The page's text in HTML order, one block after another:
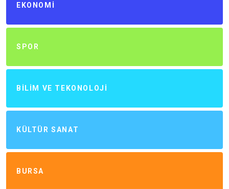
EKONOMI
SPOR
BILIM VE TEKONOLOJI
KÜLTÜR SANAT
BURSA